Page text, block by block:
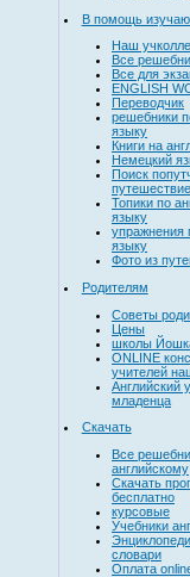
В помощь
Наш
Все
Все для
ENGLISH
Переводчик
решебники
языку
Книги на
Немецкий
Поиск
путешествие
Топики по
языку
упражнения
языку
Фото из
Родителям
Советы
Цены
школы
ONLINE
учителей
Английский
младенца
Скачать
Все
английскому
Скачать
бесплатно
курсовые
Учебники
словари
Оплата